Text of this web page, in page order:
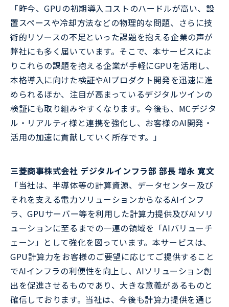
「昨今、GPUの初期導入コストのハードルが高い、設
置スペースや冷却方法などの物理的な問題、さらに技
術的リソースの不足といった課題を抱える企業の声が
弊社にも多く届いています。そこで、本サービスによ
りこれらの課題を抱える企業が手軽にGPUを活用し、
本格導入に向けた検証やAIプロダクト開発を迅速に進
められるほか、注目が高まっているデジタルツインの
検証にも取り組みやすくなります。今後も、MCデジタ
ル・リアルティ様と連携を強化し、お客様のAI開発・
活用の加速に貢献していく所存です。」
三菱商事株式会社 デジタルインフラ部 部長 増永 寛文
「当社は、半導体等の計算資源、データセンター及び
それを支える電力ソリューションからなるAIインフ
ラ、GPUサーバー等を利用した計算力提供及びAIソリ
ューションに至るまでの一連の領域を「AIバリューチ
ェーン」として強化を図っています。本サービスは、
GPU計算力をお客様のご要望に応じてご提供すること
でAIインフラの利便性を向上し、AIソリューション創
出を促進させるものであり、大きな意義があるものと
確信しております。当社は、今後も計算力提供を通じ